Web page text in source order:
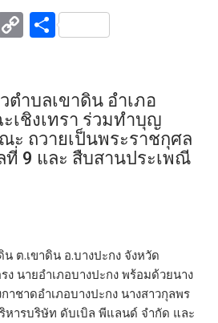
C
y
Li
n
S
e
ำบลเขาดิน อำเภอ
เชิงเทรา ร่วมทำบุญ
ะ ถวายเป็นพระราชกุศล
ที่ 9 และ สืบสานประเพณี
ต.เขาดิน อ.บางปะกง จังหวัด
ง นายอำเภอบางปะกง พร้อมด้วยนาง
าชาดอำเภอบางปะกง นางสาวกุลพร
ารบริษัท ดับเบิล พีแลนด์ จำกัด และ